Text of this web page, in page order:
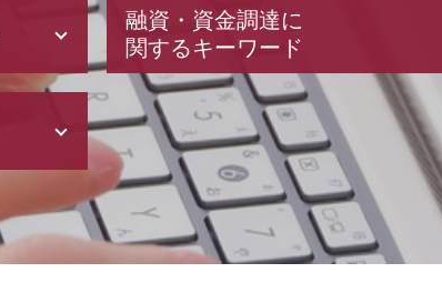
融資・資金調達に
関するキーワード
起業 助成金
日本政策金融公庫 とは
助成金 消費税
補助金 交付申請書
助成金 申請
企業 資金調達